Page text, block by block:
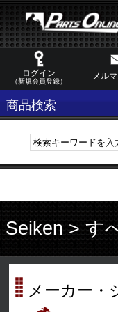
ログイン
（新規会員登録）
メル
商品検索
Seiken > す
メーカー・